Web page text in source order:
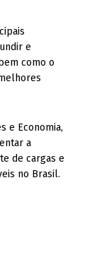
e
como o
e Economia,
a
de cargas e
no Brasil.